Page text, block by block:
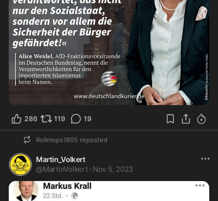
286 119 19
Rollmops1805 reposted
Martin_Volkert
@MartinVolkert · Nov 5, 2023